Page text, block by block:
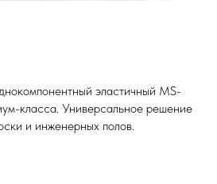
эластичный MS-
класса. Универсальное решение
и инженерных полов.